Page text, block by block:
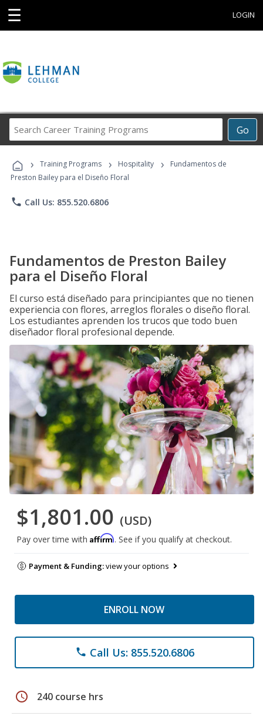
☰ LOGIN
Go
Career
Programs
› Training Programs › Hospitality ›
Fundamentos de
Preston Bailey para el Diseño Floral
phone Call Us: 855.520.6806
Fundamentos de Preston Bailey
para el Diseño Floral
El curso está diseñado para principiantes que no tienen
experiencia con flores, arreglos florales o diseño floral.
Los estudiantes aprenden los trucos que todo buen
diseñador floral profesional depende.
$1,801.00 (USD)
Pay over time with Affirm. See if you qualify at checkout.
Payment & Funding:view your options
ENROLL NOW
phone Call Us: 855.520.6806
schedule 240 course hrs